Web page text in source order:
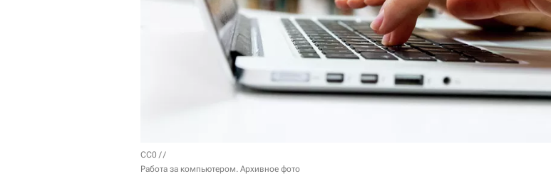
CC0 / /
Работа за компьютером. Архивное фото